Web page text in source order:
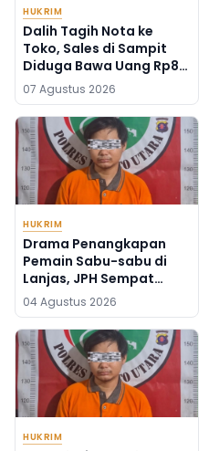
HUKRIM
Dalih Tagih Nota ke
Toko, Sales di Sampit
Diduga Bawa Uang Rp87
Juta
07 Agustus 2026
HUKRIM
Drama Penangkapan
Pemain Sabu-sabu di
Lanjas, JPH Sempat
Buang Barang Bukti
04 Agustus 2026
HUKRIM